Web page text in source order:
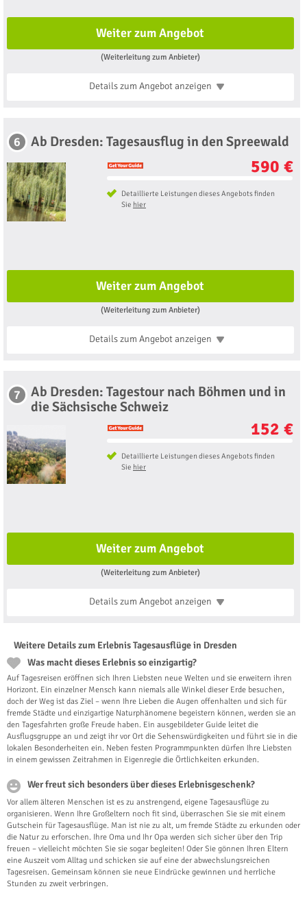
Weiter zum Angebot
(Weiterleitung zum Anbieter)
Details zum Angebotanzeigen
6 Ab Dresden: Tagesausflug in den Spreewald
590 €
Detaillierte Leistungen dieses Angebots finden
Sie hier
Weiter zum Angebot
(Weiterleitung zum Anbieter)
Details zum Angebotanzeigen
7
Ab Dresden: Tagestour nach Böhmen und in
die Sächsische Schweiz
152 €
Detaillierte Leistungen dieses Angebots finden
Sie hier
Weiter zum Angebot
(Weiterleitung zum Anbieter)
Details zum Angebotanzeigen
Weitere Details zum Erlebnis Tagesausflüge in Dresden
Was macht dieses Erlebnis so einzigartig?
Auf Tagesreisen eröffnen sich Ihren Liebsten neue Welten und sie erweitern ihren
Horizont. Ein einzelner Mensch kann niemals alle Winkel dieser Erde besuchen,
doch der Weg ist das Ziel – wenn Ihre Lieben die Augen offenhalten und sich für
fremde Städte und einzigartige Naturphänomene begeistern können, werden sie an
den Tagesfahrten große Freude haben. Ein ausgebildeter Guide leitet die
Ausflugsgruppe an und zeigt ihr vor Ort die Sehenswürdigkeiten und führt sie in die
lokalen Besonderheiten ein. Neben festen Programmpunkten dürfen Ihre Liebsten
in einem gewissen Zeitrahmen in Eigenregie die Örtlichkeiten erkunden.
Wer freut sich besonders über dieses Erlebnisgeschenk?
Vor allem älteren Menschen ist es zu anstrengend, eigene Tagesausflüge zu
organisieren. Wenn Ihre Großeltern noch fit sind, überraschen Sie sie mit einem
Gutschein für Tagesausflüge. Man ist nie zu alt, um fremde Städte zu erkunden oder
die Natur zu erforschen. Ihre Oma und Ihr Opa werden sich sicher über den Trip
freuen – vielleicht möchten Sie sie sogar begleiten! Oder Sie gönnen Ihren Eltern
eine Auszeit vom Alltag und schicken sie auf eine der abwechslungsreichen
Tagesreisen. Gemeinsam können sie neue Eindrücke gewinnen und herrliche
Stunden zu zweit verbringen.